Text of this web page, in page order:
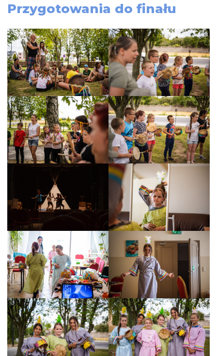
Przygotowania do finału